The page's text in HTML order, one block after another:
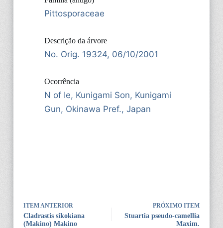
Pittosporaceae
Descrição da árvore
No. Orig. 19324, 06/10/2001
Ocorrência
N of Ie, Kunigami Son, Kunigami
Gun, Okinawa Pref., Japan
ITEM ANTERIOR
Cladrastis sikokiana
(Makino) Makino
PRÓXIMO ITEM
Stuartia pseudo-camellia
Maxim.